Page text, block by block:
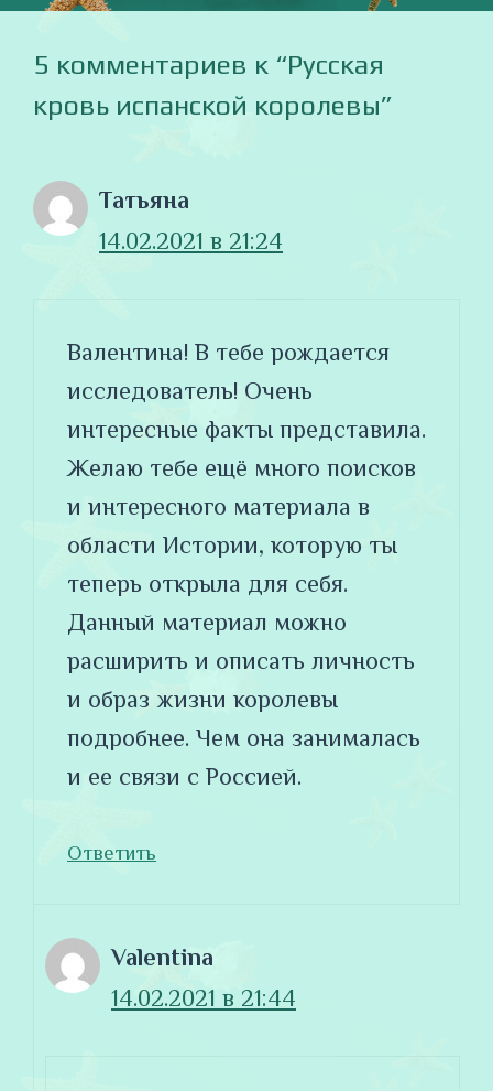
5 комментариев к “Русская
кровь испанской королевы”
Татьяна
14.02.2021 в 21:24
Валентина! В тебе рождается
исследователь! Очень
интересные факты представила.
Желаю тебе ещё много поисков
и интересного материала в
области Истории, которую ты
теперь открыла для себя.
Данный материал можно
расширить и описать личность
и образ жизни королевы
подробнее. Чем она занималась
и ее связи с Россией.
Ответить
Valentina
14.02.2021 в 21:44